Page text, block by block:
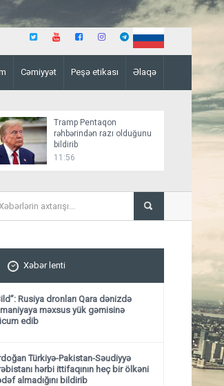
Cəmiyyət Peşə etikası Əlaqə
Tramp Pentaqon
rəhbərindən razı olduğunu
bildirib
11:56
hədəf almadığını
Qazaxıstan Azərbaycan
Xəbər lenti
Rusiya dronları Qara dənizdə
məxsus yük gəmisinə
edib
Türkiyə-Pakistan-Səudiyyə
hərbi ittifaqının heç bir ölkəni
almadığını bildirib